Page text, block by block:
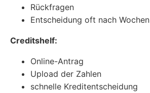
Rückfragen
Entscheidung oft nach Wochen
Creditshelf:
Online-Antrag
Upload der Zahlen
schnelle Kreditentscheidung